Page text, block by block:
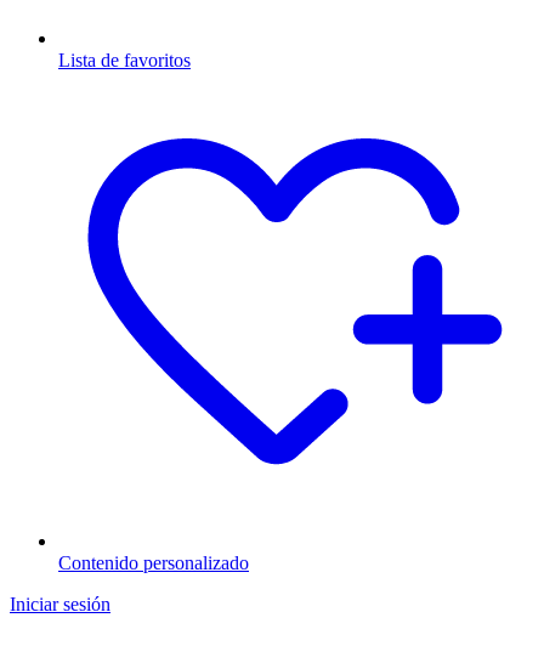
Lista de favoritos
Contenido personalizado
Iniciar sesión